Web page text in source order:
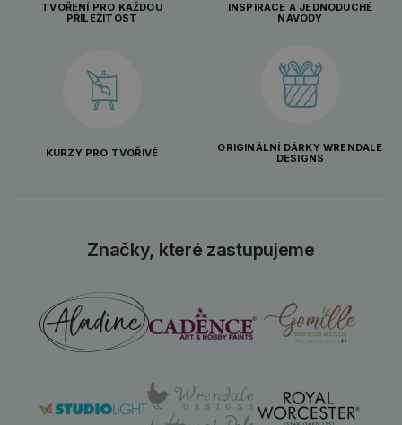
TVOŘENÍ PRO KAŽDOU
PŘÍLEŽITOST
INSPIRACE A JEDNODUCHÉ
NÁVODY
KURZY PRO TVOŘIVÉ
ORIGINÁLNÍ DÁRKY WRENDALE
DESIGNS
Značky, které zastupujeme